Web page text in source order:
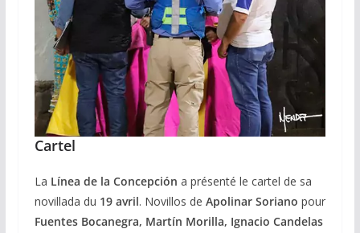
Cartel
La Línea de la Concepción a présenté le cartel de sa
novillada du 19 avril. Novillos de Apolinar Soriano pour
Fuentes Bocanegra, Martín Morilla, Ignacio Candelas